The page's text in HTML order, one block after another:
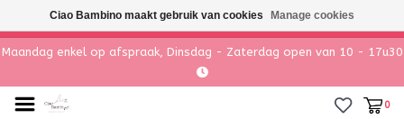
Maandag enkel op afspraak, Dinsdag - Zaterdag open van 10 - 17u30
0
Ciao Bambino maakt gebruik van cookies Manage cookies